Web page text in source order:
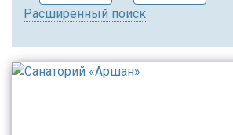
Расширенный поиск